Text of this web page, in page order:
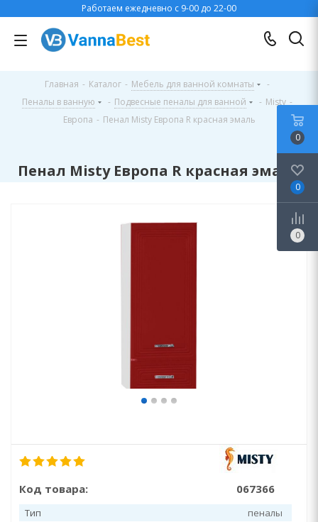
Работаем ежедневно с 9-00 до 22-00
Главная - Каталог - Мебель для ванной комнаты
-
Пеналы в ванную
- Подвесные пеналы для ванной - Misty -
Европа - Пенал Misty Европа R красная эмаль
Пенал Misty Европа R красная эмаль
Код товара: 067366
Тип
пеналы
0
0
0